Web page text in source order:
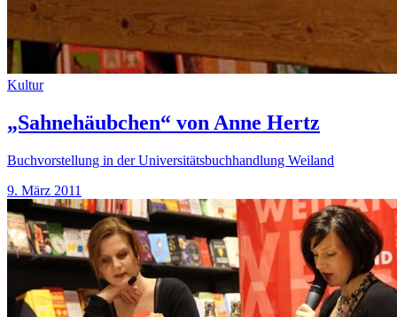
Kultur
„Sahnehäubchen“ von Anne Hertz
Buchvorstellung in der Universitätsbuchhandlung Weiland
9. März 2011